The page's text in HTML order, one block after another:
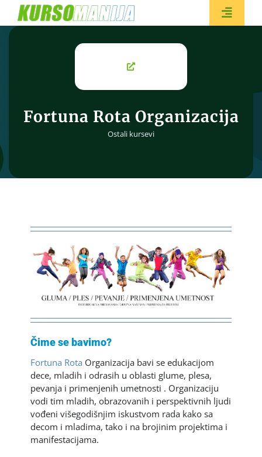
content
Toggle
Fortuna Rota Organizacija
Ostali kursevi
Čime se bavimo?
Fortuna Rota Organizacija bavi se edukacijom
dece, mladih i odrasih u oblasti glume, plesa,
pevanja i primenjenih umetnosti . Organizaciju
vodi tim mladih, obrazovanih i perspektivnih ljudi
vođeni višegodišnjim iskustvom rada kako sa
decom i mladima, tako i na brojinim projektima i
manifestacijama.